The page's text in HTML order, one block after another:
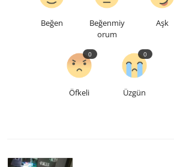
Beğen
Beğenmiy
orum
Aşk
Öfkeli
0
Üzgün
0